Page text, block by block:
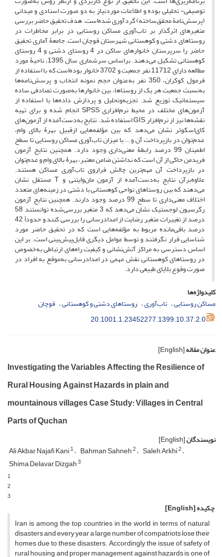
توصیفی- تحلیلی بوده و اطلاعات موردنیاز به دو صورت اسنادی و میدانی
(پرسش‌‌نامۀ محقق‌ساخته) گردآوری شده‌است. هدف تحقیق حاضر بررسی
متغیرهای اثرگذار بر تاب‌آوری مساکن روستایی در برابر مخاطرات در
روستاهای دشتی و کوهستانی شهرستان قوچان است. جامعۀ آماری تحقیق
حاضر را سرپرستان خانوارهای ساکن در 4 روستای دشتی و 4 روستای
کوهستانی تشکیل می‌دهند. براساس سرشماری سال 1395، ناحیۀ مورد
مطالعه دارای 11712 نفر جمعیت و 3702 خانوار بوده‌ا‌ست که با استفاده از
فرمول کوکران، 350 نفر به‌عنوان حجم نمونه انتخاب و پرسش‌‌نامه‌ها
به‌نسبت جمعیت هر یک از روستاها، بین خانوارها به‌صورت تصادفی ساده
سیستماتیک توزیع شد. تجزیه‌و‌تحلیل و پردازش داده‌ها با استفاده از
آزمون‌های مختلف در محیط نرم‌افزاری SPSS انجام شده و برای تهیه
نقشه‌ها نیز از نرم‌افزار GIS استفاده شد. نتایج به‌دست‌آمده از آزمون‌های
کای‌اسکوئر نشان می‌دهد که بین مؤلفه‌هایی ازقبیل بهرۀ بالای وام،
عدم‌توان در بازپرداخت آن و... با میزان تاب‌آوری مساکن روستایی تا سطح
اطمینان 99 درصد رابطۀ معنی‌داری وجود دارد. همچنین نتایج آزمون
فریدمن حاکی از آن است که نداشتن ضامن معتبر، بهرۀ بالای وام و عدم‌توان
در بازپرداخت آن مهم‌ترین چالش فراروی تاب‌آوری مساکن هستند.
علاوه‌برآن نتایج به‌دست‌آمده از آزمون مان‌وایتنی و T مستقل نشان
می‌دهند که بین روستاهای نواحی کوهستانی با دشتی در زمینه‌های متعدد
اختلاف معنی‌داری تا سطح 99 درصد وجود دارند. همچنین نتایج آزمون
رگرسیون لوجستیک نشان می‌دهد که 3 متغیر بررسی‌شده توانستند 58
درصد از تغییرات متغیر رضایت از امدادرسانی را بررسی کنند و حدوداً 42
درصد باقی‌مانده مربوط به مؤلفه‌هایی است که در تحقیق حاضر مورد
شناسایی قرار نگرفتند و توسط عوامل دیگری قابل‌پیش‌بینی است. بر این
اساس دسترسی به مراکز آتش‌‌نشانی و کیفیت راه‌های ارتباطی به‌خصوص
در روستاهای کوهستانی نقش مهمی در امدادرسانیِ به‌موقع به افراد در
صورت وقوع بلایای طبیعی دارد.
کلیدواژه‌ها
مساکن روستایی تاب‌آوری روستاهای دشتی و کوهستانی قوچان
20.1001.1.23452277.1399.10.37.2.0
عنوان مقاله[English]
Investigating the Variables Affecting the Resilience of
Rural Housing Against Hazards in plain and
mountainous villages Case Study: Villages in Central
Parts of Quchan
نویسندگان[English]
Ali Akbar Najafi Kani1 Bahman Sahneh2 Saleh Arkhi2
Shima Delavar Dizgah3
1
2
3
چکیده[English]
Iran is among the top countries in the world in terms of natural
disasters and every year a large number of compatriots lose their
homes due to these disasters. Accordingly, the issue of safety of
rural housing and proper management against hazards is one of